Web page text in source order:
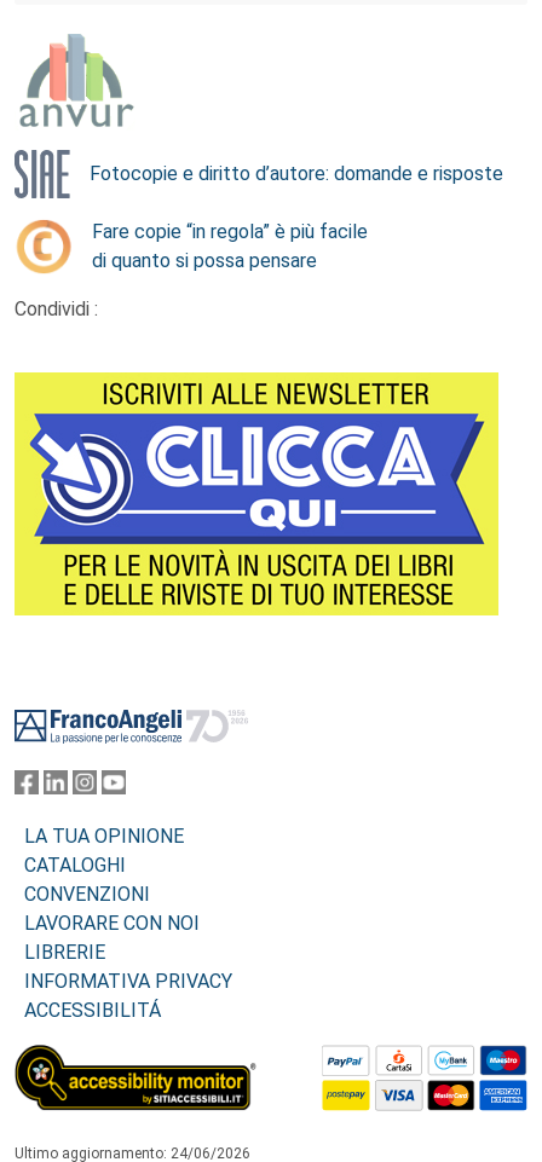
Fotocopie e diritto d’autore: domande e risposte
Fare copie “in regola” è più facile
di quanto si possa pensare
Condividi :
LA TUA OPINIONE
CATALOGHI
CONVENZIONI
LAVORARE CON NOI
LIBRERIE
INFORMATIVA PRIVACY
ACCESSIBILITÁ
Ultimo aggiornamento: 24/06/2026